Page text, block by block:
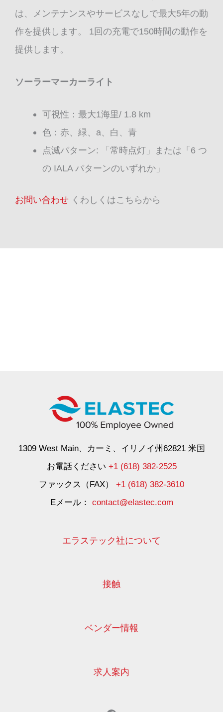
は、メンテナンスやサービスなしで最大5年の動
作を提供します。 1回の充電で150時間の動作を
提供します。
ソーラーマーカーライト
可視性：最大1海里/ 1.8 km
色：赤、緑、a、白、青
点滅パターン: 「常時点灯」または「6 つ
の IALA パターンのいずれか」
お問い合わせ くわしくはこちらから
1309 West Main、カーミ、イリノイ州62821 米国
お電話ください +1 (618) 382-2525
ファックス（FAX） +1 (618) 382-3610
Eメール： contact@elastec.com
エラステック社について
接触
ベンダー情報
求人案内